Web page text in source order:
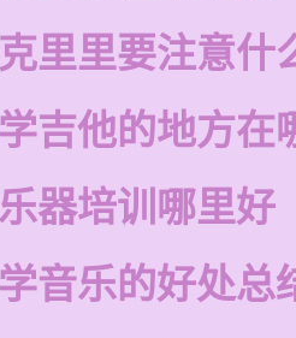
里里要注意什
吉他的地方在
器培训哪里好
音乐的好处总